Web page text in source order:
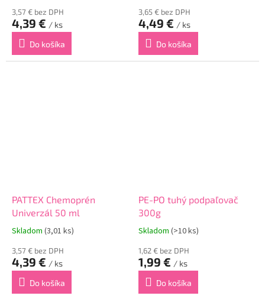
3,57 € bez DPH
4,39 € / ks
Do košíka
3,65 € bez DPH
4,49 € / ks
Do košíka
PATTEX Chemoprén
Univerzál 50 ml
Skladom (3,01 ks)
3,57 € bez DPH
4,39 € / ks
Do košíka
PE-PO tuhý podpaľovač
300g
Skladom (>10 ks)
1,62 € bez DPH
1,99 € / ks
Do košíka